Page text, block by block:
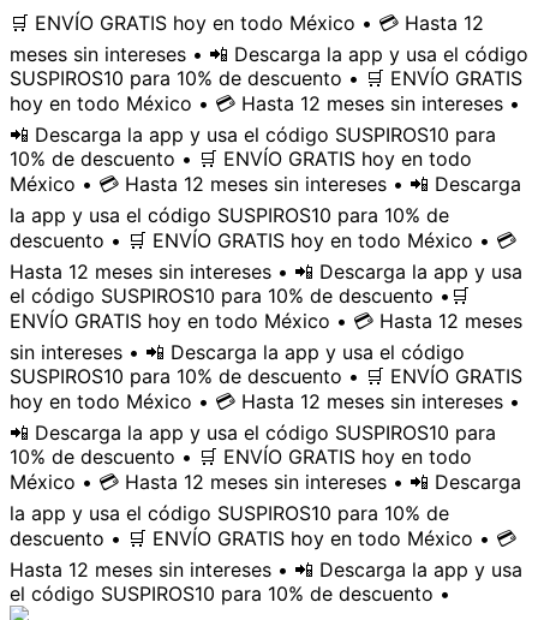
🛒 ENVÍO GRATIS hoy en todo México • 💳 Hasta 12
meses sin intereses • 📲 Descarga la app y usa el código
SUSPIROS10 para 10% de descuento • 🛒 ENVÍO GRATIS
hoy en todo México • 💳 Hasta 12 meses sin intereses •
📲 Descarga la app y usa el código SUSPIROS10 para
10% de descuento • 🛒 ENVÍO GRATIS hoy en todo
México • 💳 Hasta 12 meses sin intereses • 📲 Descarga
la app y usa el código SUSPIROS10 para 10% de
descuento • 🛒 ENVÍO GRATIS hoy en todo México • 💳
Hasta 12 meses sin intereses • 📲 Descarga la app y usa
el código SUSPIROS10 para 10% de descuento • 🛒
ENVÍO GRATIS hoy en todo México • 💳 Hasta 12 meses
sin intereses • 📲 Descarga la app y usa el código
SUSPIROS10 para 10% de descuento • 🛒 ENVÍO GRATIS
hoy en todo México • 💳 Hasta 12 meses sin intereses •
📲 Descarga la app y usa el código SUSPIROS10 para
10% de descuento • 🛒 ENVÍO GRATIS hoy en todo
México • 💳 Hasta 12 meses sin intereses • 📲 Descarga
la app y usa el código SUSPIROS10 para 10% de
descuento • 🛒 ENVÍO GRATIS hoy en todo México • 💳
Hasta 12 meses sin intereses • 📲 Descarga la app y usa
el código SUSPIROS10 para 10% de descuento •